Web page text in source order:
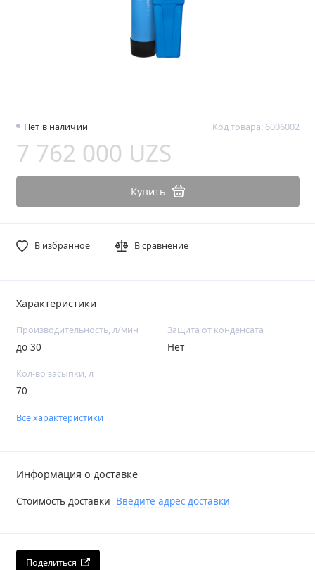
Нет в наличии Код товара: 6006002
7 762 000 UZS
Купить
В избранное В сравнение
Характеристики
Производительность, л/мин
до 30
Защита от конденсата
Нет
Кол-во засыпки, л
70
Все характеристики
Информация о доставке
Стоимость доставки Введите адрес доставки
Поделиться